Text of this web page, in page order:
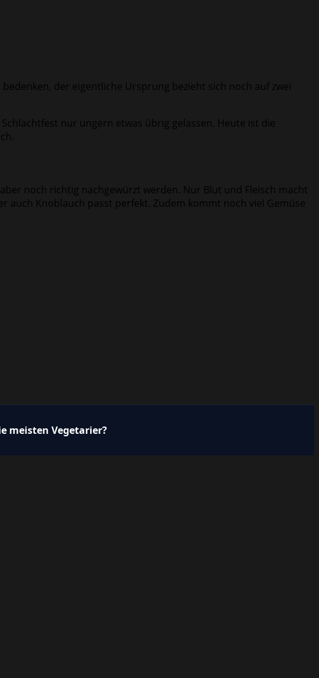
der eigentliche Ursprung bezieht sich noch auf zwei
nur ungern etwas übrig gelassen. Heute ist die
noch richtig nachgewürzt werden. Nur Blut und Fleisch macht
auch Knoblauch passt perfekt. Zudem kommt noch viel Gemüse
meisten Vegetarier?